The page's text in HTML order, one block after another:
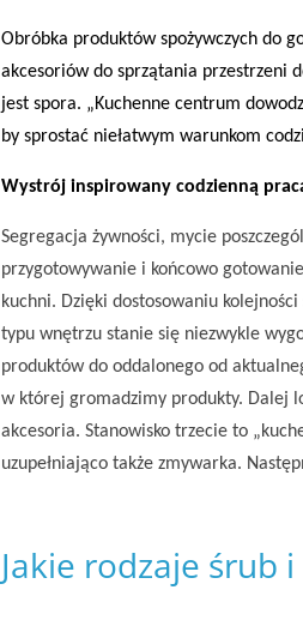
Obróbka produktów spożywczych do
akcesoriów do sprzątania przestrzeni
jest spora. „Kuchenne centrum
by sprostać niełatwym warunkom
Wystrój inspirowany codzienną
Segregacja żywności, mycie
przygotowywanie i końcowo
kuchni. Dzięki dostosowaniu
typu wnętrzu stanie się niezwykle
produktów do oddalonego od
w której gromadzimy produkty. Dalej
akcesoria. Stanowisko trzecie to
uzupełniająco także zmywarka.
Jakie rodzaje śrub